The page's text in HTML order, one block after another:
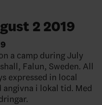
2 2019
a camp during July
Falun, Sweden. All
expressed in local
i lokal tid. Med